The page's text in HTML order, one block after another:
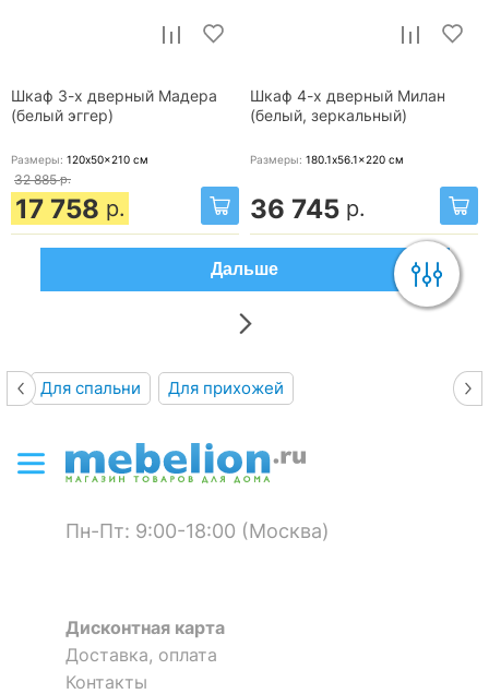
Шкаф 3-х дверный Мадера
(белый эггер)
Размеры: 120x50x210 см
32 885 р.
17 758 р.
Шкаф 4-х дверный Милан
(белый, зеркальный)
Размеры: 180.1x56.1x220 см
36 745 р.
Дальше
Для спальни Для прихожей
Пн-Пт: 9:00-18:00 (Москва)
Дисконтная карта
Доставка, оплата
Контакты